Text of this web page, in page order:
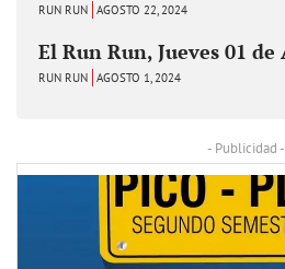
RUN RUN AGOSTO 22, 2024
El Run Run, Jueves 01 de
RUN RUN AGOSTO 1, 2024
- Publicidad -